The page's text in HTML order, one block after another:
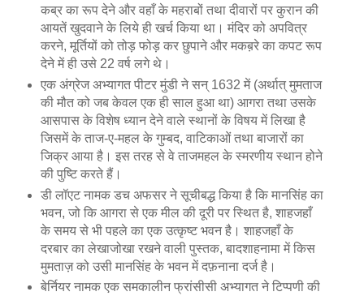
कब्र का रूप देने और वहाँ के महराबों तथा दीवारों पर कुरान की
आयतें खुदवाने के लिये ही खर्च किया था। मंदिर को अपवित्र
करने, मूर्तियों को तोड़ फोड़ कर छुपाने और मकब़रे का कपट रूप
देने में ही उसे 22 वर्ष लगे थे।
एक अंग्रेज अभ्यागत पीटर मुंडी ने सन् 1632 में (अर्थात् मुमताज
की मौत को जब केवल एक ही साल हुआ था) आगरा तथा उसके
आसपास के विशेष ध्यान देने वाले स्थानों के विषय में लिखा है
जिसमें के ताज-ए-महल के गुम्बद, वाटिकाओं तथा बाजारों का
जिक्र आया है। इस तरह से वे ताजमहल के स्मरणीय स्थान होने
की पुष्टि करते हैं।
डी लॉएट नामक डच अफसर ने सूचीबद्ध किया है कि मानसिंह का
भवन, जो कि आगरा से एक मील की दूरी पर स्थित है, शाहजहाँ
के समय से भी पहले का एक उत्कृष्ट भवन है। शाहजहाँ के
दरबार का लेखाजोखा रखने वाली पुस्तक, बादशाहनामा में किस
मुमताज़ को उसी मानसिंह के भवन में दफ़नाना दर्ज है।
बेर्नियर नामक एक समकालीन फ्रांसीसी अभ्यागत ने टिप्पणी की